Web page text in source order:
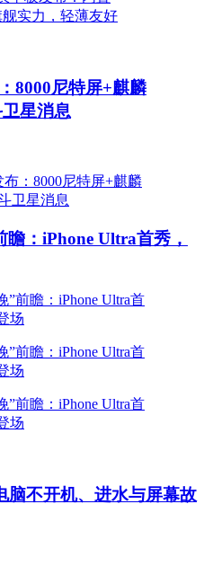
8000尼特屏+麒麟
星消息
：iPhone Ultra首秀，
脑不开机、进水与屏幕故